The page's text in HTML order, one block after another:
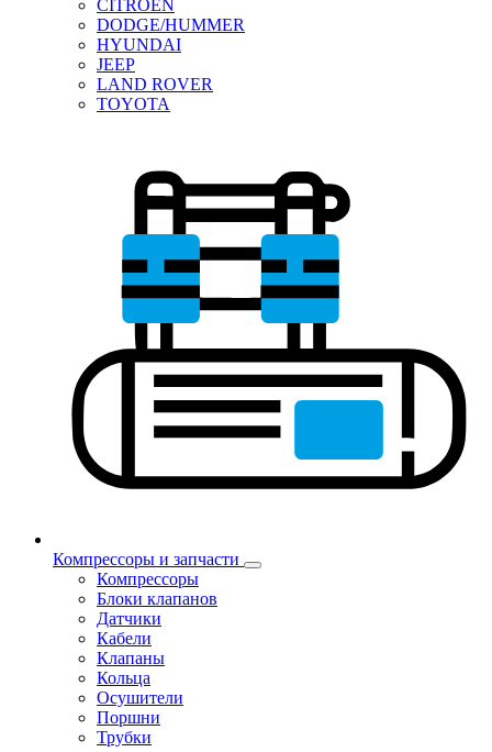
CITROEN
DODGE/HUMMER
HYUNDAI
JEEP
LAND ROVER
TOYOTA
Компрессоры и запчасти
Компрессоры
Блоки клапанов
Датчики
Кабели
Клапаны
Кольца
Осушители
Поршни
Трубки